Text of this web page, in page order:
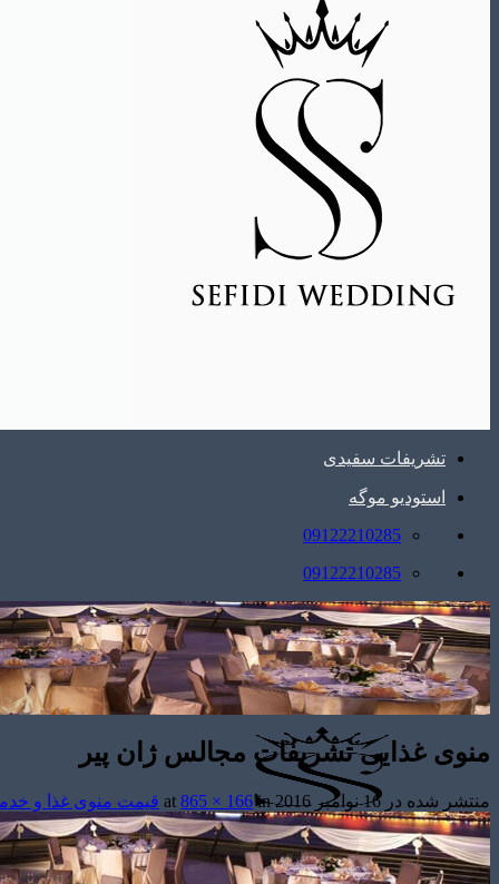
تشریفات سفیدی
استودیو موگه
09122210285
09122210285
منوی غذایی تشریفات مجالس ژان پیر
منتشر شده در16 نوامبر 2016 at
865 × 166in قیمت منوی غذا و